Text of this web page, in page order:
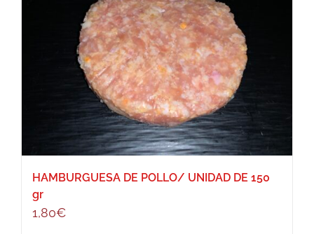
HAMBURGUESA DE POLLO/ UNIDAD DE 150
gr
1,80€